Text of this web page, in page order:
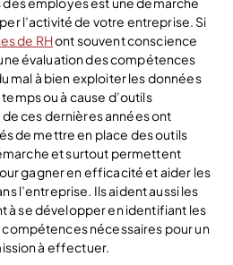
l’activité de votre entreprise. Si
de RHont souvent conscience
évaluation des compétences
mal à bien exploiter les données
ou à cause d’outils
ces dernières années ont
de mettre en place des outils
et surtout permettent
gagner en efficacité et aider les
l’entreprise. Ils aident aussi les
à se développer en identifiant les
nécessaires pour un
à effectuer.